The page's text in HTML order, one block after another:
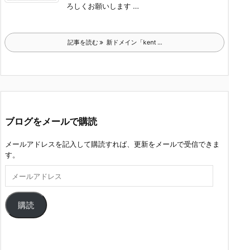
ろしくお願いします ...
記事を読む 新ドメイン「kent ...
ブログをメールで購読
メールアドレスを記入して購読すれば、更新をメールで受信できま
す。
ア
ド
購読